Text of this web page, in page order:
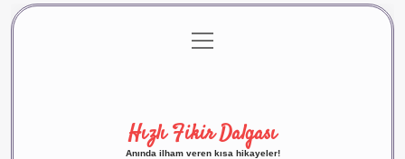
Gizlilik Politikası
menüyü
aç
Hızlı Fikir Dalgası
Anında ilham veren kısa hikayeler!